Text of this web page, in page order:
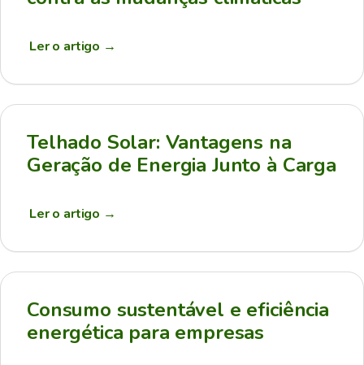
Ler o artigo →
Telhado Solar: Vantagens na
Geração de Energia Junto à Carga
Ler o artigo →
Consumo sustentável e eficiência
energética para empresas